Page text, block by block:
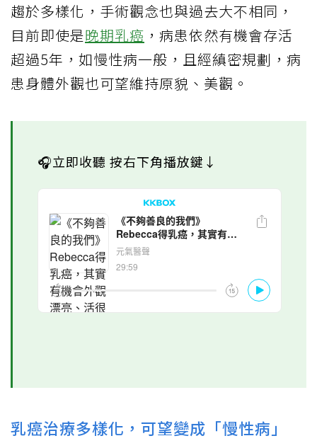
趨於多樣化，手術觀念也與過去大不相同，
目前即使是晚期乳癌 ，病患依然有機會存活
超過5年，如慢性病一般，且經縝密規劃，病
患身體外觀也可望維持原貌、美觀。
🎧立即收聽 按右下角播放鍵↓
乳癌治療多樣化，可望變成「慢性病」